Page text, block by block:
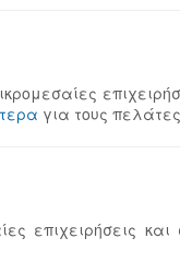
για τους
και